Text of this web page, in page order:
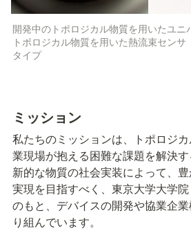
開発中のトポロジカル物質を用いたユニ
トポロジカル物質を用いた熱流束センサ
タイプ
ミッション
私たちのミッションは、トポロジ
業現場が抱える困難な課題を解決
新的な物質の社会実装によって、
実現を目指すべく、東京大学大学
のもと、デバイスの開発や協業企
り組んでいます。